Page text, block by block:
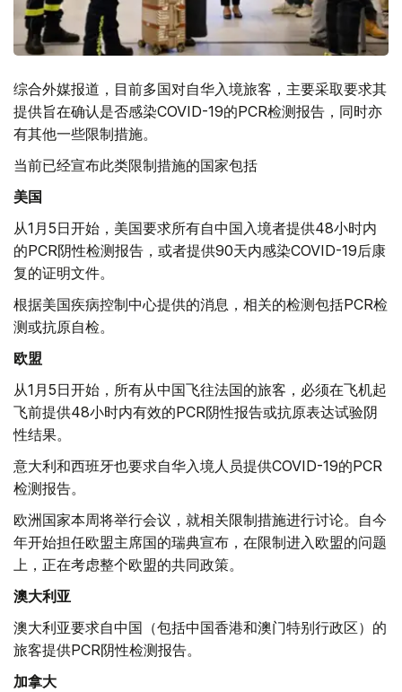
综合外媒报道，目前多国对自华入境旅客，主要采取要求其
提供旨在确认是否感染COVID-19的PCR检测报告，同时亦
有其他一些限制措施。
当前已经宣布此类限制措施的国家包括
美国
从1月5日开始，美国要求所有自中国入境者提供48小时内
的PCR阴性检测报告，或者提供90天内感染COVID-19后康
复的证明文件。
根据美国疾病控制中心提供的消息，相关的检测包括PCR检
测或抗原自检。
欧盟
从1月5日开始，所有从中国飞往法国的旅客，必须在飞机起
飞前提供48小时内有效的PCR阴性报告或抗原表达试验阴
性结果。
意大利和西班牙也要求自华入境人员提供COVID-19的PCR
检测报告。
欧洲国家本周将举行会议，就相关限制措施进行讨论。自今
年开始担任欧盟主席国的瑞典宣布，在限制进入欧盟的问题
上，正在考虑整个欧盟的共同政策。
澳大利亚
澳大利亚要求自中国（包括中国香港和澳门特别行政区）的
旅客提供PCR阴性检测报告。
加拿大